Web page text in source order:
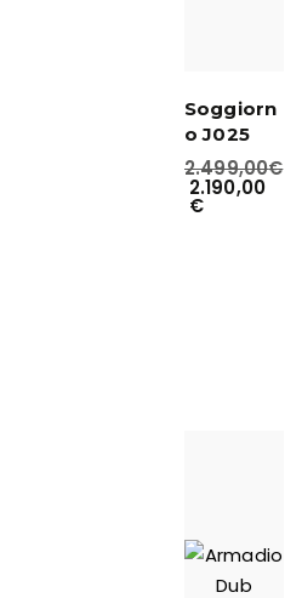
Soggiorn
o J025
2.499,00€
2.190,00
€